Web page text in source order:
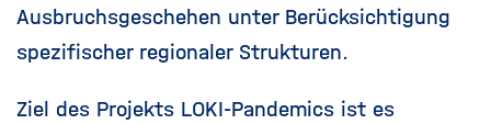
Ausbruchsgeschehen unter Berücksichtigung
spezifischer regionaler Strukturen.
Ziel des Projekts LOKI-Pandemics ist es